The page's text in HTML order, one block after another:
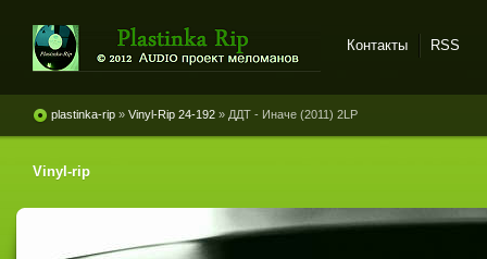
винила и магнитоальбомов
Контакты RSS
plastinka-rip » Vinyl-Rip 24-192 » ДДТ - Иначе (2011) 2LP
Vinyl-rip